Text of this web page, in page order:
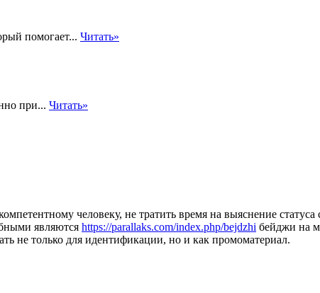
помогает... Читать»
при... Читать»
человеку, не тратить время на выяснение
являются https://parallaks.com/index.php/bejdzhi бейджи на
не только для идентификации, но и как промоматериал.